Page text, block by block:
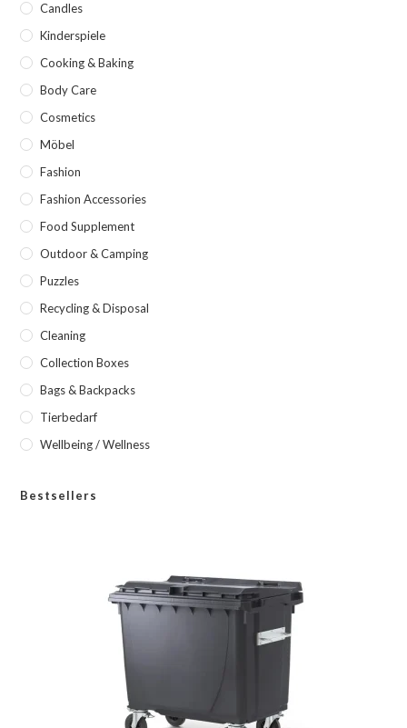
Candles
Kinderspiele
Cooking & Baking
Body Care
Cosmetics
Möbel
Fashion
Fashion Accessories
Food Supplement
Outdoor & Camping
Puzzles
Recycling & Disposal
Cleaning
Collection Boxes
Bags & Backpacks
Tierbedarf
Wellbeing / Wellness
Bestsellers